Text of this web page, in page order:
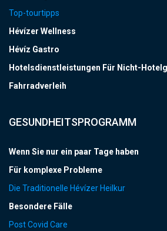
Top-tourtipps
Hévízer Wellness
Hévíz Gastro
Hotelsdienstleistungen Für Nicht-
Fahrradverleih
GESUNDHEITSPROGRAMM
Wenn Sie nur ein paar Tage haben
Für komplexe Probleme
Die Traditionelle Hévízer Heilkur
Besondere Fälle
Post Covid Care